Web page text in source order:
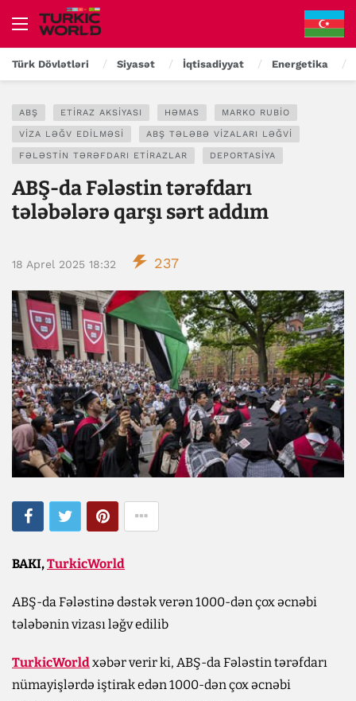
Türk Dövlətləri Siyasət İqtisadiyyat Energetika
ABŞ ETIRAZ AKSIYASI HƏMAS MARKO RUBIO
VIZA LƏĞV EDILMƏSI ABŞ TƏLƏBƏ VIZALARI LƏĞVI
FƏLƏSTIN TƏRƏFDARI ETIRAZLAR DEPORTASIYA
ABŞ-da Fələstin tərəfdarı
tələbələrə qarşı sərt addım
18 Aprel 2025 18:32 237
BAKI,TurkicWorld
ABŞ-da Fələstinə dəstək verən 1000-dən çox əcnəbi
tələbənin vizası ləğv edilib
TurkicWorldxəbər verir ki, ABŞ-da Fələstin tərəfdarı
nümayişlərdə iştirak edən 1000-dən çox əcnəbi